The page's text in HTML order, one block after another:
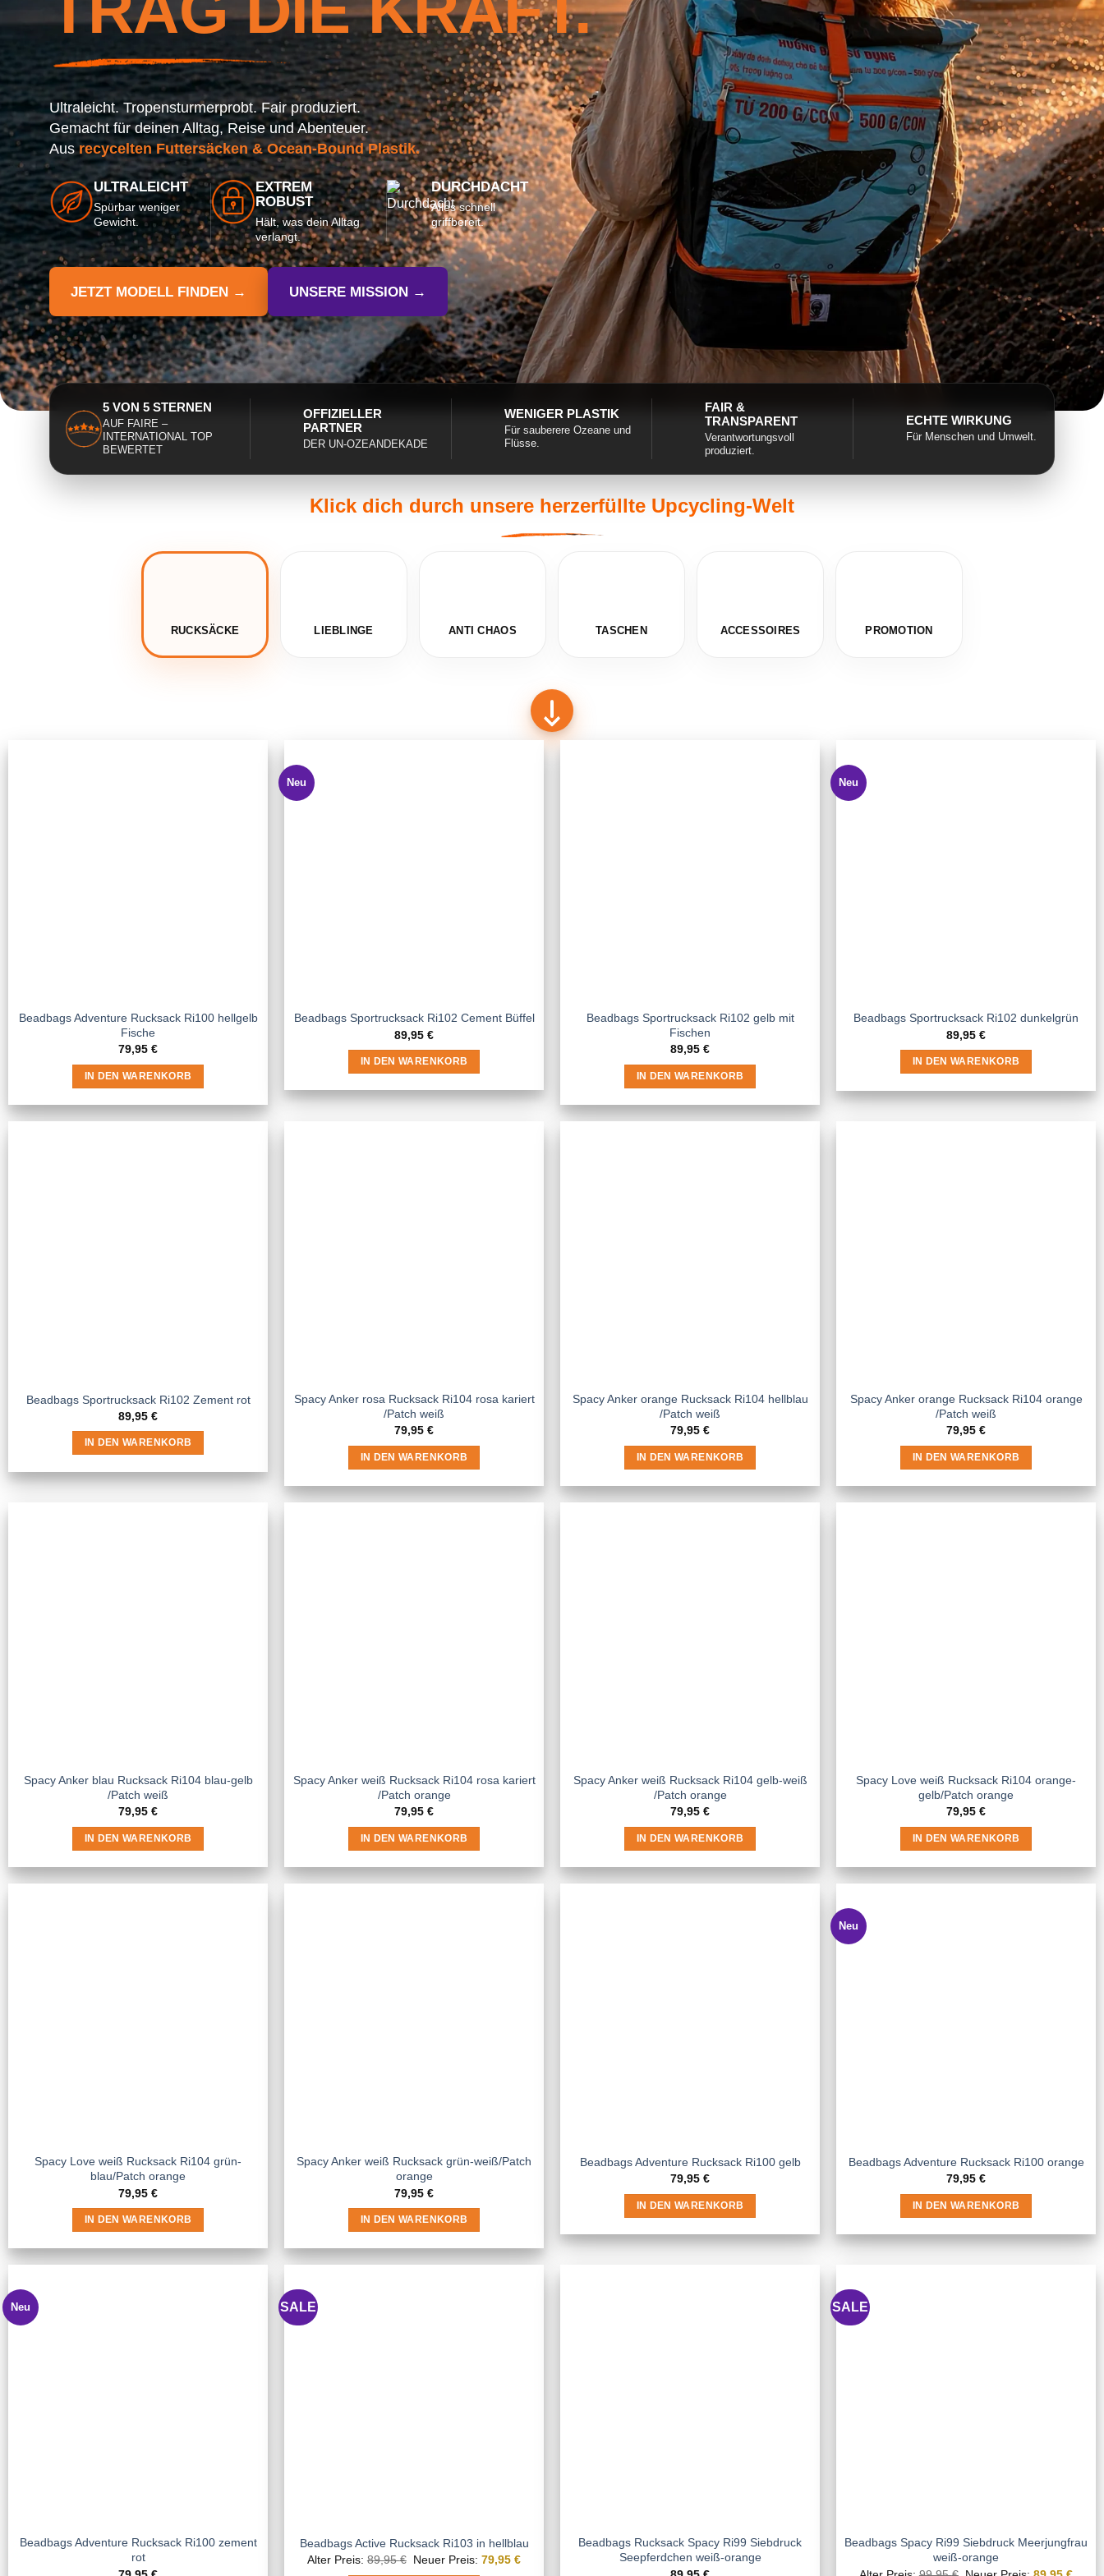
Ultraleicht. Tropensturmerprobt. Fair produziert.
Gemacht für deinen Alltag, Reise und Abenteuer.
Ausrecycelten Futtersäcken & Ocean-Bound Plastik.
ULTRALEICHT
Spürbar weniger
Gewicht.
EXTREM
ROBUST
Hält, was dein Alltag
verlangt.
DURCHDACHT
Alles schnell
griffbereit.
JETZT MODELL FINDEN → UNSERE MISSION →
5 VON 5 STERNEN
AUF FAIRE –
INTERNATIONAL TOP
BEWERTET
OFFIZIELLER
PARTNER
DER UN-OZEANDEKADE
WENIGER PLASTIK
Für sauberere Ozeane und
Flüsse.
FAIR &
TRANSPARENT
Verantwortungsvoll
produziert.
ECHTE WIRKUNG
Für Menschen und Umwelt.
Klick dich durch unsere herzerfüllte Upcycling-Welt
RUCKSÄCKE LIEBLINGE ANTI CHAOS TASCHEN ACCESSOIRES PROMOTION
Beadbags Adventure Rucksack Ri100 hellgelb
Fische
79,95 €
IN DEN WARENKORB
Neu
Beadbags Sportrucksack Ri102 Cement Büffel
89,95 €
IN DEN WARENKORB
Beadbags Sportrucksack Ri102 gelb mit
Fischen
89,95 €
IN DEN WARENKORB
Neu
Beadbags Sportrucksack Ri102 dunkelgrün
89,95 €
IN DEN WARENKORB
Beadbags Sportrucksack Ri102 Zement rot
89,95 €
IN DEN WARENKORB
Spacy Anker rosa Rucksack Ri104 rosa kariert
/Patch weiß
79,95 €
IN DEN WARENKORB
Spacy Anker orange Rucksack Ri104 hellblau
/Patch weiß
79,95 €
IN DEN WARENKORB
Spacy Anker orange Rucksack Ri104 orange
/Patch weiß
79,95 €
IN DEN WARENKORB
Spacy Anker blau Rucksack Ri104 blau-gelb
/Patch weiß
79,95 €
IN DEN WARENKORB
Spacy Anker weiß Rucksack Ri104 rosa kariert
/Patch orange
79,95 €
IN DEN WARENKORB
Spacy Anker weiß Rucksack Ri104 gelb-weiß
/Patch orange
79,95 €
IN DEN WARENKORB
Spacy Love weiß Rucksack Ri104 orange-
gelb/Patch orange
79,95 €
IN DEN WARENKORB
Spacy Love weiß Rucksack Ri104 grün-
blau/Patch orange
79,95 €
IN DEN WARENKORB
Spacy Anker weiß Rucksack grün-weiß/Patch
orange
79,95 €
IN DEN WARENKORB
Beadbags Adventure Rucksack Ri100 gelb
79,95 €
IN DEN WARENKORB
Neu
Beadbags Adventure Rucksack Ri100 orange
79,95 €
IN DEN WARENKORB
Neu
Beadbags Adventure Rucksack Ri100 zement
rot
SALE
Beadbags Active Rucksack Ri103 in hellblau
Alter Preis: 89,95€ Ursprünglicher
Neuer Preis: 79,95€Aktueller
Beadbags Rucksack Spacy Ri99 Siebdruck
Seepferdchen weiß-orange
SALE
Beadbags Spacy Ri99 Siebdruck Meerjungfrau
weiß-orange
Ursprünglicher